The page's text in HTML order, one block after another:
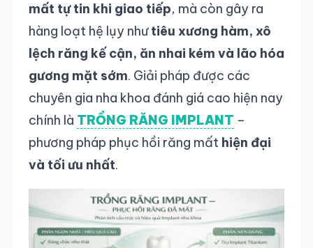
mất tự tin khi giao tiếp, mà còn gây ra
hàng loạt hệ lụy nhưtiêu xương hàm, xô
lệch răng kế cận, ăn nhai kém và lão hóa
gương mặt sớm. Giải pháp được các
chuyên gia nha khoa đánh giá cao hiện nay
chính là TRỒNG RĂNG IMPLANT –
phương pháp phục hồi răng mất hiện đại
và tối ưu nhất.